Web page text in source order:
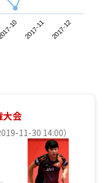
10 2017-11 2017-12
大会
11-30 14:00）